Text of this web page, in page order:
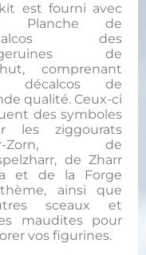
est fourni avec
Planche de
des
de
comprenant
décalcos de
qualité. Ceux-ci
des symboles
les ziggourats
Zorn, de
de Zharr
et de la Forge
ainsi que
sceaux et
maudites pour
vos figurines.